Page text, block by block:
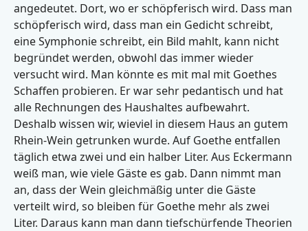
angedeutet. Dort, wo er schöpferisch wird. Dass man
schöpferisch wird, dass man ein Gedicht schreibt,
eine Symphonie schreibt, ein Bild mahlt, kann nicht
begründet werden, obwohl das immer wieder
versucht wird. Man könnte es mit mal mit Goethes
Schaffen probieren. Er war sehr pedantisch und hat
alle Rechnungen des Haushaltes aufbewahrt.
Deshalb wissen wir, wieviel in diesem Haus an gutem
Rhein-Wein getrunken wurde. Auf Goethe entfallen
täglich etwa zwei und ein halber Liter. Aus Eckermann
weiß man, wie viele Gäste es gab. Dann nimmt man
an, dass der Wein gleichmäßig unter die Gäste
verteilt wird, so bleiben für Goethe mehr als zwei
Liter. Daraus kann man dann tiefschürfende Theorien